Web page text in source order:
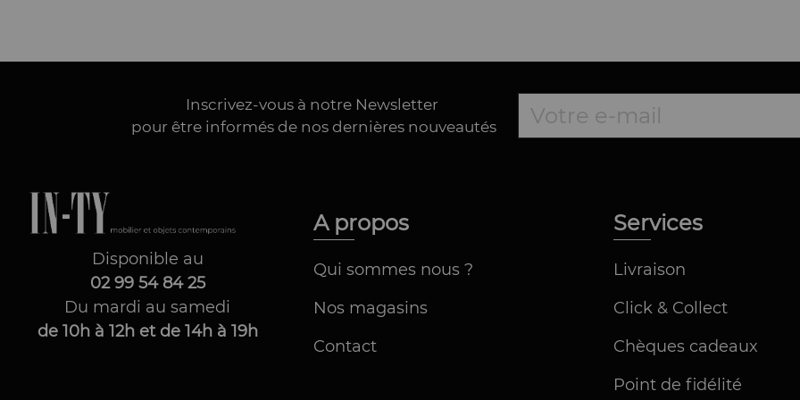
Inscrivez-vous à notre Newsletter
pour être informés de nos dernières nouveautés
Disponible au
02 99 54 84 25
Du mardi au samedi
de 10h à 12h et de 14h à 19h
A propos
Qui sommes nous ?
Nos magasins
Contact
Services
Livraison
Click & Collect
Chèques cadeaux
Point de fidélité